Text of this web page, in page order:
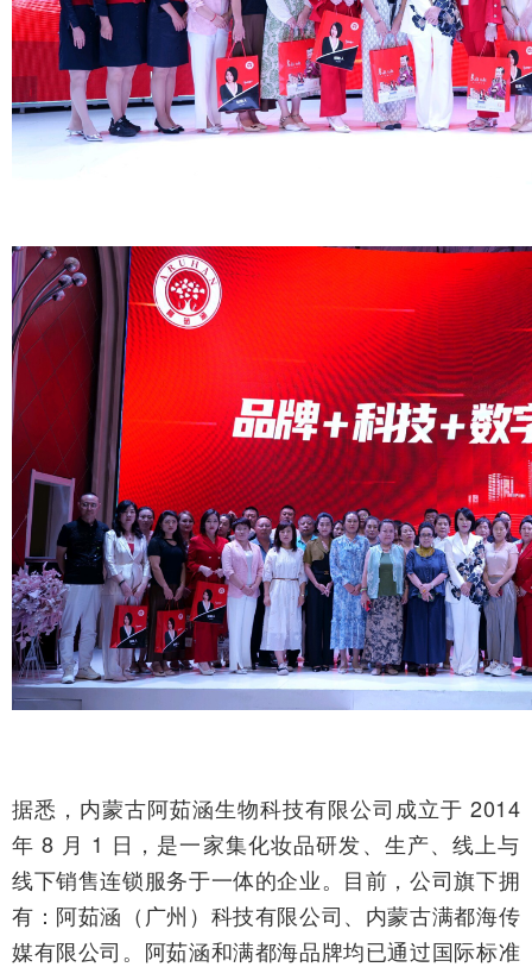
据悉，内蒙古阿茹涵生物科技有限公司成立于 2014
年 8 月 1 日，是一家集化妆品研发、生产、线上与
线下销售连锁服务于一体的企业。目前，公司旗下拥
有：阿茹涵（广州）科技有限公司、内蒙古满都海传
媒有限公司。阿茹涵和满都海品牌均已通过国际标准